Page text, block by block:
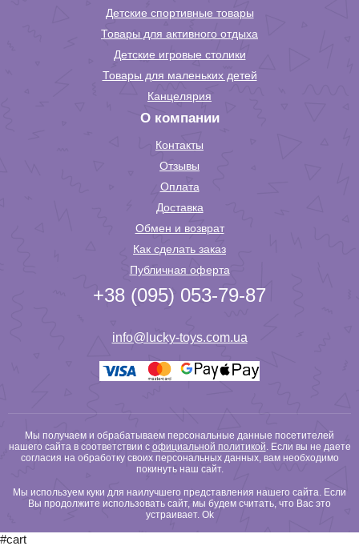
Детские спортивные товары
Товары для активного отдыха
Детские игровые столики
Товары для маленьких детей
Канцелярия
О компании
Контакты
Отзывы
Оплата
Доставка
Обмен и возврат
Как сделать заказ
Публичная оферта
+38 (095) 053-79-87
info@lucky-toys.com.ua
Мы получаем и обрабатываем персональные данные посетителей
нашего сайта в соответствии с официальной политикой. Если вы не даете
согласия на обработку своих персональных данных, вам необходимо
покинуть наш сайт.
Мы используем куки для наилучшего представления нашего сайта. Если
Вы продолжите использовать сайт, мы будем считать, что Вас это
устраивает. Ok
#cart